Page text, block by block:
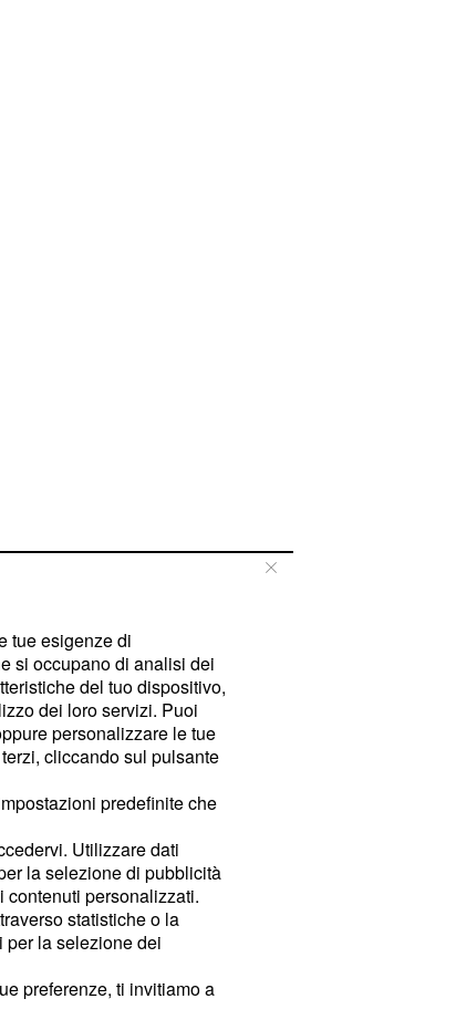
tue esigenze di
si occupano di analisi dei
del tuo dispositivo,
dei loro servizi. Puoi
personalizzare le tue
cliccando sul pulsante
predefinite che
Utilizzare dati
la selezione di pubblicità
personalizzati.
statistiche o la
la selezione dei
preferenze, ti invitiamo a